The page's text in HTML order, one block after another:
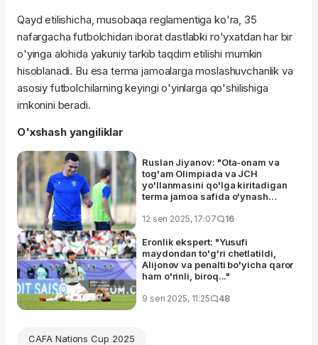
Qayd etilishicha, musobaqa reglamentiga ko'ra, 35
nafargacha futbolchidan iborat dastlabki ro'yxatdan har bir
o'yinga alohida yakuniy tarkib taqdim etilishi mumkin
hisoblanadi. Bu esa terma jamoalarga moslashuvchanlik va
asosiy futbolchilarning keyingi o'yinlarga qo'shilishiga
imkonini beradi.
O'xshash yangiliklar
Ruslan Jiyanov: "Ota-onam va
tog'am Olimpiada va JCH
yo'llanmasini qo'lga kiritadigan
terma jamoa safida o'ynash
12 sen 2025, 17:07 16
Eronlik ekspert: "Yusufi
maydondan to'g'ri chetlatildi,
Alijonov va penalti bo'yicha qaror
ham o'rinli, biroq..."
9 sen 2025, 11:25 48
CAFA Nations Cup 2025